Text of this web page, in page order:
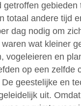
gebieden
totaal andere tijd
dag nodig om
wat kleiner
vogeleieren en
op een zelfde
geestelijke en
uit.